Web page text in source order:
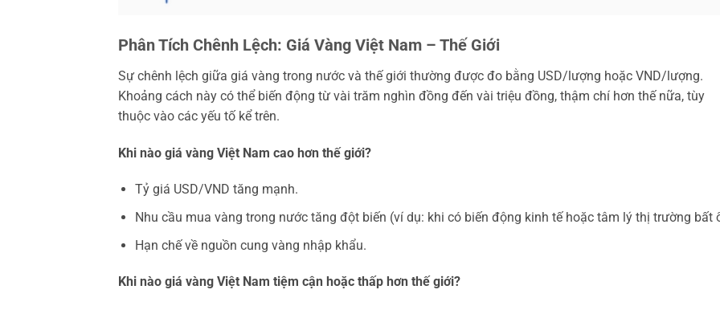
Phân Tích Chênh Lệch: Giá Vàng Việt Nam – Thế Giới
Sự chênh lệch giữa giá vàng trong nước và thế giới thường được đo bằng USD/lượng hoặc VND/lượng.
Khoảng cách này có thể biến động từ vài trăm nghìn đồng đến vài triệu đồng, thậm chí hơn thế nữa, tùy
thuộc vào các yếu tố kể trên.
Khi nào giá vàng Việt Nam cao hơn thế giới?
Tỷ giá USD/VND tăng mạnh.
Nhu cầu mua vàng trong nước tăng đột biến (ví dụ: khi có biến động kinh tế hoặc tâm lý thị trường bất
Hạn chế về nguồn cung vàng nhập khẩu.
Khi nào giá vàng Việt Nam tiệm cận hoặc thấp hơn thế giới?